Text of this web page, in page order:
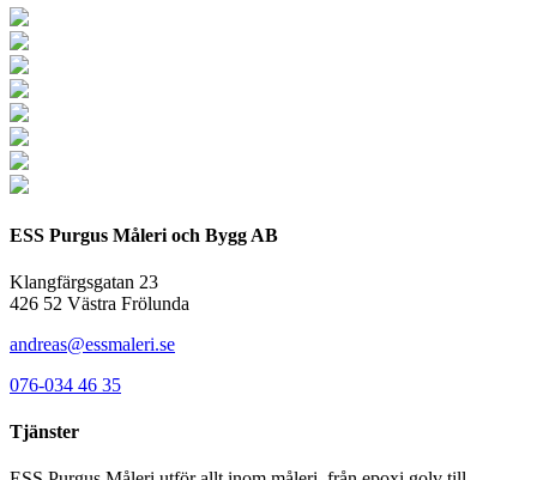
ESS Purgus Måleri och Bygg AB
Klangfärgsgatan 23
426 52 Västra Frölunda
andreas@essmaleri.se
076-034 46 35
Tjänster